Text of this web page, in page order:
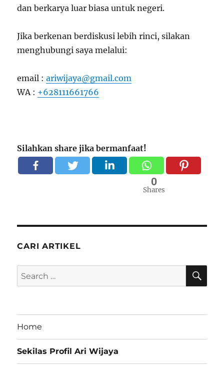
dan berkarya luar biasa untuk negeri.
Jika berkenan berdiskusi lebih rinci, silakan
menghubungi saya melalui:
email :ariwijaya@gmail.com
WA : +628111661766
Silahkan share jika bermanfaat!
0
Shares
CARI ARTIKEL
Search
for:
Home
Sekilas Profil Ari Wijaya